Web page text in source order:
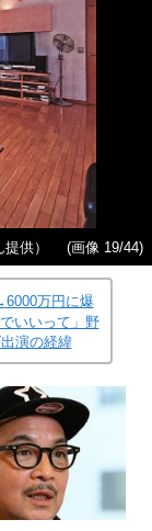
供） (画像 19/44)
万円に爆
いいって」野
演の経緯